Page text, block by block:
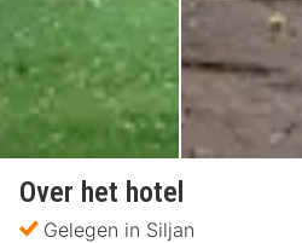
Over het hotel
Gelegen in Siljan